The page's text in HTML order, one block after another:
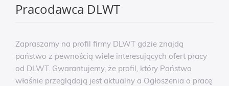
Pracodawca DLWT
Zapraszamy na profil firmy DLWT gdzie znajdą
państwo z pewnością wiele interesujących ofert pracy
od DLWT. Gwarantujemy, że profil, który Państwo
właśnie przeglądają jest aktualny a Ogłoszenia o pracę